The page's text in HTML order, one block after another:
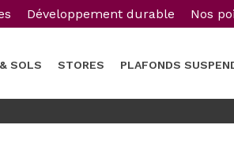
Développement durable Nos
SOLS STORES PLAFONDS